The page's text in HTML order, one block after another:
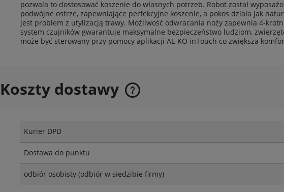
pozwala to dostosować koszenie do własnych potrzeb. Robot został
podwójne ostrze, zapewniające perfekcyjne koszenie, a pokos działa jak
jest problem z utylizacją trawy. Możliwość odwracania noży zapewnia 4-
system czujników gwarantuje maksymalne bezpieczeństwo ludziom,
może być sterowany przy pomocy aplikacji AL-KO inTouch co zwiększa
Koszty dostawy
Kurier DPD
Dostawa do punktu
odbiór osobisty (odbiór w siedzibie firmy)